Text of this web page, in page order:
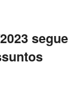
segue